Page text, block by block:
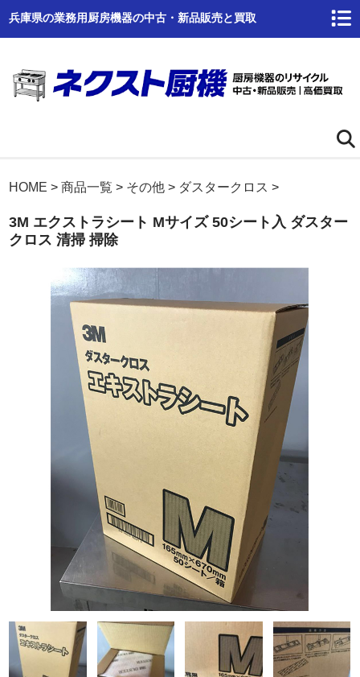
兵庫県の業務用厨房機器の中古・新品販売と買取
ホーム
ネクスト厨機とは
高価買取
商品倉庫
お問い合わせ
HOME >商品一覧 > その他 > ダスタークロス >
3M エクストラシート Mサイズ 50シート入 ダスター
クロス 清掃 掃除